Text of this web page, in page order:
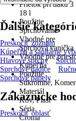
Prietok pri tlaku 3
18 l
Použitie
Sprchovanie
Vhodné pre
Sprchová vanička
Vhodné pre
Kúpeľňa
Použitie
Súkromné,
Materiál
Kov, Plast
Séria
Croma
Ďalšie
Preskočiť zoznam
Kúpeľňa a sanitárne
Hlavové sprchy
Sprchové hadice
Sprchové panely
Zákaznícke
Preskočiť oblasť